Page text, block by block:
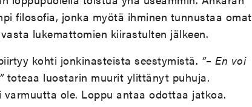
filosofia, jonka myötä ihminen tunnustaa omat
lukemattomien kiirastulten jälkeen.
kohti jonkinasteista seestymistä. ”– En voi
toteaa luostarin muurit ylittänyt puhuja.
ole. Loppu antaa odottaa jatkoa.